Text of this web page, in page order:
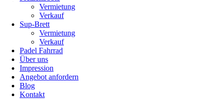
Vermietung
Verkauf
Sup-Brett
Vermietung
Verkauf
Padel Fahrrad
Über uns
Impression
Angebot anfordern
Blog
Kontakt